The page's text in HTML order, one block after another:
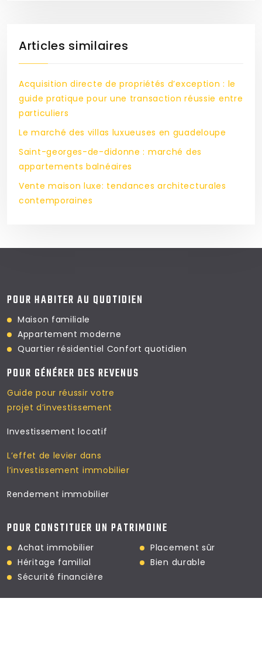
Articles similaires
Acquisition directe de propriétés d’exception : le
guide pratique pour une transaction réussie entre
particuliers
Le marché des villas luxueuses en guadeloupe
Saint-georges-de-didonne : marché des
appartements balnéaires
Vente maison luxe: tendances architecturales
contemporaines
POUR HABITER AU QUOTIDIEN
Maison familiale
Appartement moderne
Quartier résidentiel Confort quotidien
POUR GÉNÉRER DES REVENUS
Guide pour réussir votre
projet d’investissement
Investissement locatif
L’effet de levier dans
l’investissement immobilier
Rendement immobilier
POUR CONSTITUER UN PATRIMOINE
Achat immobilier
Héritage familial
Sécurité financière
Placement sûr
Bien durable